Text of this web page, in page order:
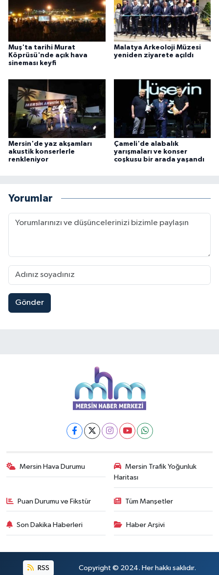
Muş'ta tarihi Murat
Köprüsü'nde açık hava
sineması keyfi
Malatya Arkeoloji Müzesi
yeniden ziyarete açıldı
Mersin'de yaz akşamları
akustik konserlerle
renkleniyor
Çameli'de alabalık
yarışmaları ve konser
coşkusu bir arada yaşandı
Yorumlar
Gönder
Mersin Hava Durumu
Mersin Trafik Yoğunluk
Haritası
Puan Durumu ve Fikstür Tüm Manşetler
Son Dakika Haberleri Haber Arşivi
RSS Copyright © 2024. Her hakkı saklıdır.